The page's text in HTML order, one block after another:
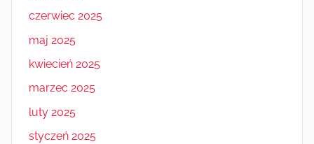
czerwiec 2025
maj 2025
kwiecień 2025
marzec 2025
luty 2025
styczeń 2025